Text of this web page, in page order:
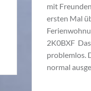
mit
ersten Mal
2K0BXF
problemlos.
normal